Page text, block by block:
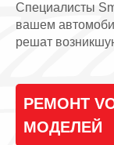
Специалисты
вашем
решат
РЕМОНТ
МОДЕЛЕЙ